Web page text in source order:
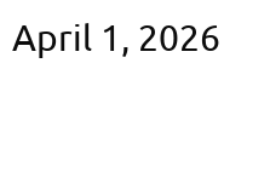
April 1, 2026